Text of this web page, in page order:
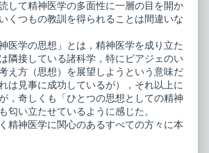
して精神医学の多面性に一層の目を開か
くつもの教訓を得られることは間違いな
医学の思想」とは，精神医学を成り立た
隣接している諸科学，特にピアジェのい
え方（思想）を展望しようという意味だ
は見事に成功しているが），それ以上に
，奇しくも「ひとつの思想としての精神
匂い立たせているように感じた。
精神医学に関心のあるすべての方々に本